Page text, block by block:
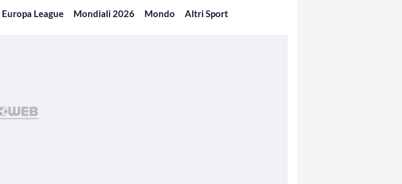
Europa League Mondiali 2026 Mondo Altri Sport